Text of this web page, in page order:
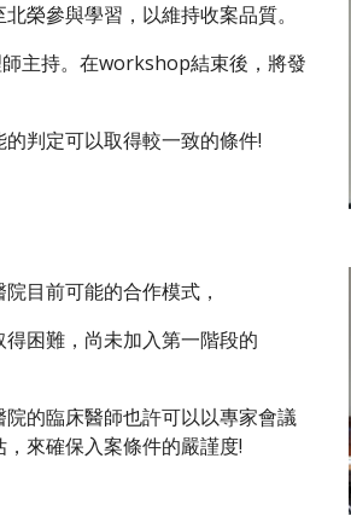
榮參與學習，以維持收案品質。
主持。在workshop結束後，將發
判定可以取得較一致的條件!
目前可能的合作模式，
困難，尚未加入第一階段的
的臨床醫師也許可以以專家會議
來確保入案條件的嚴謹度!